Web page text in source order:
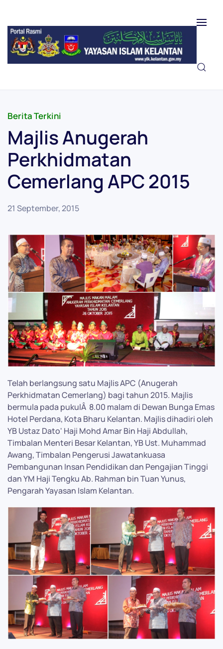
Skip to main content
Berita Terkini
Majlis Anugerah
Perkhidmatan
Cemerlang APC 2015
21 September, 2015
Telah berlangsung satu Majlis APC (Anugerah
Perkhidmatan Cemerlang) bagi tahun 2015. Majlis
bermula pada pukulÂ 8.00 malam di Dewan Bunga Emas
Hotel Perdana, Kota Bharu Kelantan. Majlis dihadiri oleh
YB Ustaz Dato' Haji Mohd Amar Bin Haji Abdullah,
Timbalan Menteri Besar Kelantan, YB Ust. Muhammad
Awang, Timbalan Pengerusi Jawatankuasa
Pembangunan Insan Pendidikan dan Pengajian Tinggi
dan YM Haji Tengku Ab. Rahman bin Tuan Yunus,
Pengarah Yayasan Islam Kelantan.